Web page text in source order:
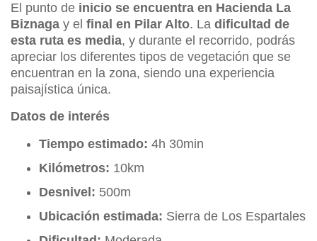
El punto de inicio se encuentra en Hacienda La
Biznaga y el final en Pilar Alto. La dificultad de
esta ruta es media, y durante el recorrido, podrás
apreciar los diferentes tipos de vegetación que se
encuentran en la zona, siendo una experiencia
paisajística única.
Datos de interés
Tiempo estimado: 4h 30min
Kilómetros: 10km
Desnivel: 500m
Ubicación estimada: Sierra de Los Espartales